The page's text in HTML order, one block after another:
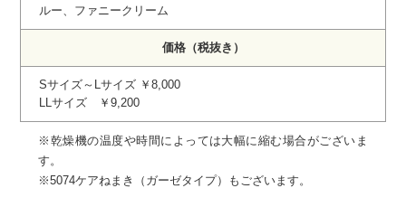
ルー、ファニークリーム
価格（税抜き）
Sサイズ～Lサイズ ￥8,000
LLサイズ ￥9,200
※乾燥機の温度や時間によっては大幅に縮む場合がございま
す。
※5074ケアねまき（ガーゼタイプ）もございます。